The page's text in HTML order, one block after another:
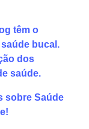
têm o
bucal.
dos
saúde.
sobre Saúde